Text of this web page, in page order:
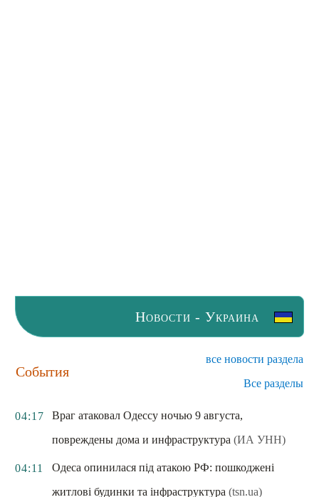
Новости - Украина
События
все новости раздела
Все разделы
04:17
Враг атаковал Одессу ночью 9 августа,
повреждены дома и инфраструктура (ИА УНН)
04:11
Одеса опинилася під атакою РФ: пошкоджені
житлові будинки та інфраструктура (tsn.ua)